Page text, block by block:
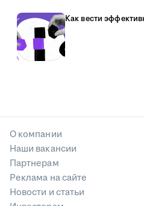
Как вести
О компании
Наши вакансии
Партнерам
Реклама на сайте
Новости и статьи